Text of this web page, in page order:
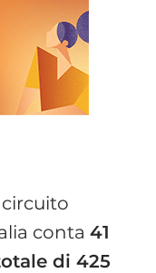
circuito
conta 41
di 425